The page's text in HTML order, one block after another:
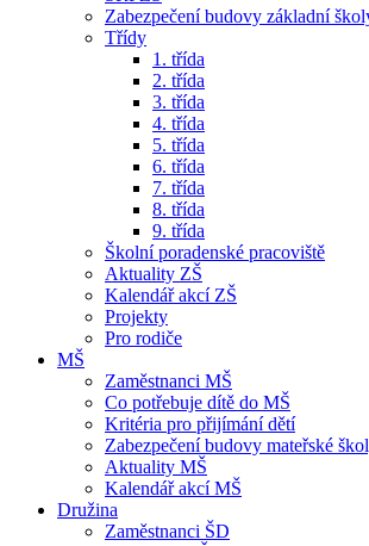
Zabezpečení budovy základní
Třídy
1. třída
2. třída
3. třída
4. třída
5. třída
6. třída
7. třída
8. třída
9. třída
Školní poradenské pracoviště
Aktuality ZŠ
Kalendář akcí ZŠ
Projekty
Pro rodiče
MŠ
Zaměstnanci MŠ
Co potřebuje dítě do MŠ
Kritéria pro přijímání dětí
Zabezpečení budovy mateřské
Aktuality MŠ
Kalendář akcí MŠ
Družina
Zaměstnanci ŠD